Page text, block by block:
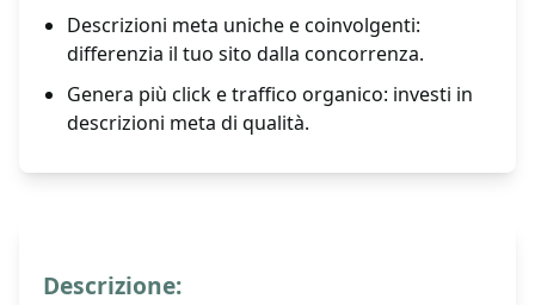
Descrizioni meta uniche e coinvolgenti:
differenzia il tuo sito dalla concorrenza.
Genera più click e traffico organico: investi in
descrizioni meta di qualità.
Descrizione: